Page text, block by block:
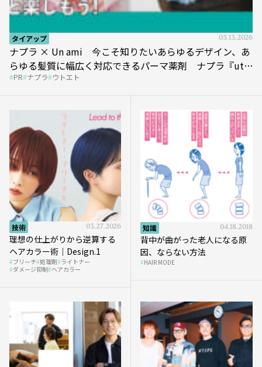
タイアップ 05.13.2026
ナプラ × Un ami 今こそ知りたいあらゆるデザイン、あ
らゆる髪質に幅広く対応できるパーマ薬剤 ナプラ『ut-
et』
PR ナプラ ウトエト
技術 03.27.2026
理想の仕上がりから逆算する
ヘアカラー術｜Design.1
ブリーチ 処理剤 ライトナー
ダメージ抑制 ヘアカラー
知識 04.18.2018
背中が曲がった老人になる原
因、ならない方法
HAIR MODE